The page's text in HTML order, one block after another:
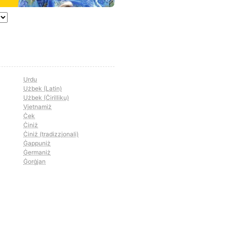
Urdu
Użbek (Latin)
Użbek (Ċirilliku)
Vjetnamiż
Ċek
Ċiniż
Ċiniż (tradizzjonali)
Ġappuniż
Ġermaniż
Ġorġjan